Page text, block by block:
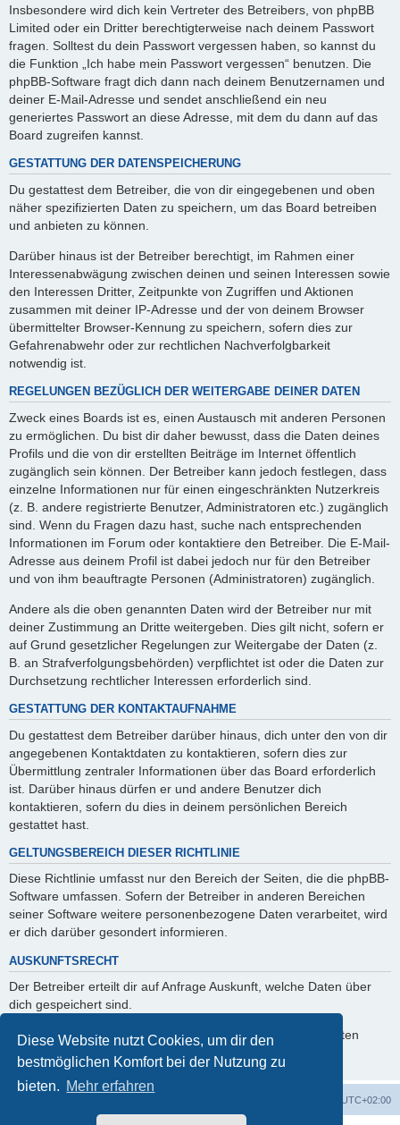
Diese Website nutzt Cookies, um dir den
bestmöglichen Komfort bei der Nutzung zu
bieten. Mehr erfahren
Insbesondere wird dich kein Vertreter des Betreibers, von phpBB
Limited oder ein Dritter berechtigterweise nach deinem Passwort
fragen. Solltest du dein Passwort vergessen haben, so kannst du
die Funktion „Ich habe mein Passwort vergessen“ benutzen. Die
phpBB-Software fragt dich dann nach deinem Benutzernamen und
deiner E-Mail-Adresse und sendet anschließend ein neu
generiertes Passwort an diese Adresse, mit dem du dann auf das
Board zugreifen kannst.
GESTATTUNG DER DATENSPEICHERUNG
Du gestattest dem Betreiber, die von dir eingegebenen und oben
näher spezifizierten Daten zu speichern, um das Board betreiben
und anbieten zu können.
Darüber hinaus ist der Betreiber berechtigt, im Rahmen einer
Interessenabwägung zwischen deinen und seinen Interessen sowie
den Interessen Dritter, Zeitpunkte von Zugriffen und Aktionen
zusammen mit deiner IP-Adresse und der von deinem Browser
übermittelter Browser-Kennung zu speichern, sofern dies zur
Gefahrenabwehr oder zur rechtlichen Nachverfolgbarkeit
notwendig ist.
REGELUNGEN BEZÜGLICH DER WEITERGABE DEINER DATEN
Zweck eines Boards ist es, einen Austausch mit anderen Personen
zu ermöglichen. Du bist dir daher bewusst, dass die Daten deines
Profils und die von dir erstellten Beiträge im Internet öffentlich
zugänglich sein können. Der Betreiber kann jedoch festlegen, dass
einzelne Informationen nur für einen eingeschränkten Nutzerkreis
(z. B. andere registrierte Benutzer, Administratoren etc.) zugänglich
sind. Wenn du Fragen dazu hast, suche nach entsprechenden
Informationen im Forum oder kontaktiere den Betreiber. Die E-Mail-
Adresse aus deinem Profil ist dabei jedoch nur für den Betreiber
und von ihm beauftragte Personen (Administratoren) zugänglich.
Andere als die oben genannten Daten wird der Betreiber nur mit
deiner Zustimmung an Dritte weitergeben. Dies gilt nicht, sofern er
auf Grund gesetzlicher Regelungen zur Weitergabe der Daten (z.
B. an Strafverfolgungsbehörden) verpflichtet ist oder die Daten zur
Durchsetzung rechtlicher Interessen erforderlich sind.
GESTATTUNG DER KONTAKTAUFNAHME
Du gestattest dem Betreiber darüber hinaus, dich unter den von dir
angegebenen Kontaktdaten zu kontaktieren, sofern dies zur
Übermittlung zentraler Informationen über das Board erforderlich
ist. Darüber hinaus dürfen er und andere Benutzer dich
kontaktieren, sofern du dies in deinem persönlichen Bereich
gestattet hast.
GELTUNGSBEREICH DIESER RICHTLINIE
Diese Richtlinie umfasst nur den Bereich der Seiten, die die phpBB-
Software umfassen. Sofern der Betreiber in anderen Bereichen
seiner Software weitere personenbezogene Daten verarbeitet, wird
er dich darüber gesondert informieren.
AUSKUNFTSRECHT
Der Betreiber erteilt dir auf Anfrage Auskunft, welche Daten über
dich gespeichert sind.
Du kannst jederzeit die Löschung bzw. Sperrung deiner Daten
verlangen. Kontaktiere hierzu bitte den Betreiber.
UTC+02:00